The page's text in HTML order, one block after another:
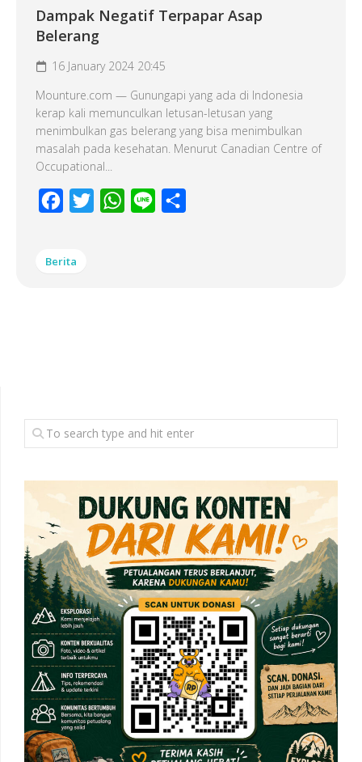
Dampak Negatif Terpapar Asap
Belerang
16 January 2024 20:45
Mounture.com — Gunungapi yang ada di Indonesia
kerap kali memunculkan letusan-letusan yang
menimbulkan gas belerang yang bisa menimbulkan
masalah pada kesehatan. Menurut Canadian Centre of
Occupational...
Facebook
Twitter WhatsApp
Line
Berita